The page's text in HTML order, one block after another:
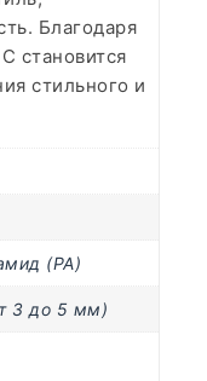
Благодаря
становится
стильного и
(PA)
3 до 5 мм)